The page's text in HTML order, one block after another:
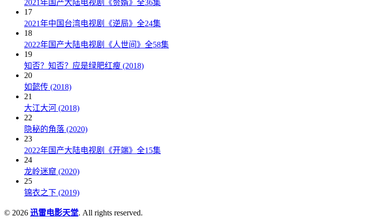
2021年国产大陆电视剧《赘婿》全36集
17
2021年中国台湾电视剧《逆局》全24集
18
2022年国产大陆电视剧《人世间》全58集
19
知否？知否？应是绿肥红瘦 (2018)
20
如懿传 (2018)
21
大江大河 (2018)
22
隐秘的角落 (2020)
23
2022年国产大陆电视剧《开端》全15集
24
龙岭迷窟 (2020)
25
锦衣之下 (2019)
© 2026 迅雷电影天堂. All rights reserved.